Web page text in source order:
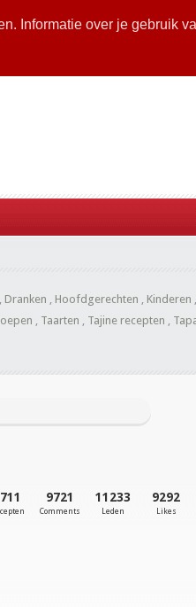
Informatie over je gebruik
, Dranken , Hoofdgerechten , Kinderen ,
, Taarten , Tajine recepten ,
9721
Comments
11233
Leden
9292
Likes